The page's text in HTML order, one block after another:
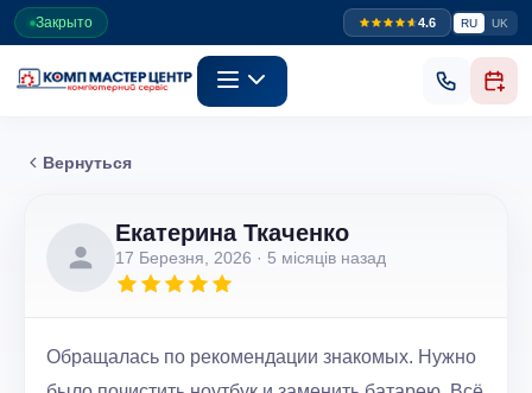
Закрыто 4.6 RU UK
Вернуться
Екатерина Ткаченко
17 Березня, 2026 · 5 місяців назад
Обращалась по рекомендации знакомых. Нужно